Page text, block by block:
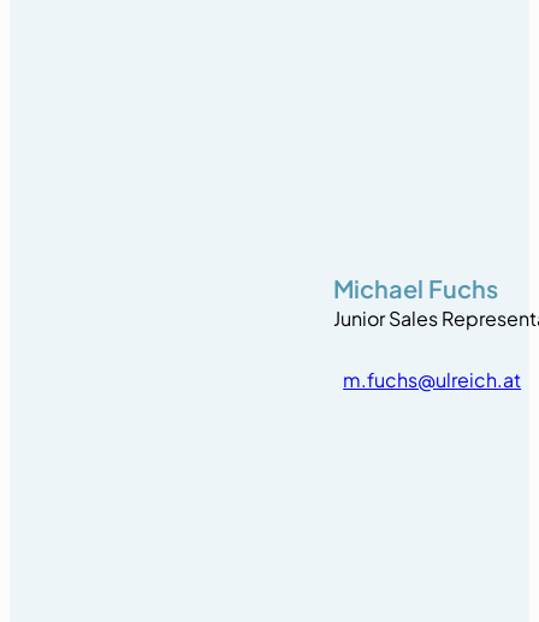
Michael Fuchs
Junior Sales
m.fuchs@ulreich.at